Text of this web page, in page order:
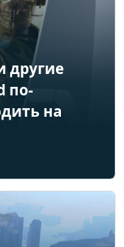
другие
по-
на